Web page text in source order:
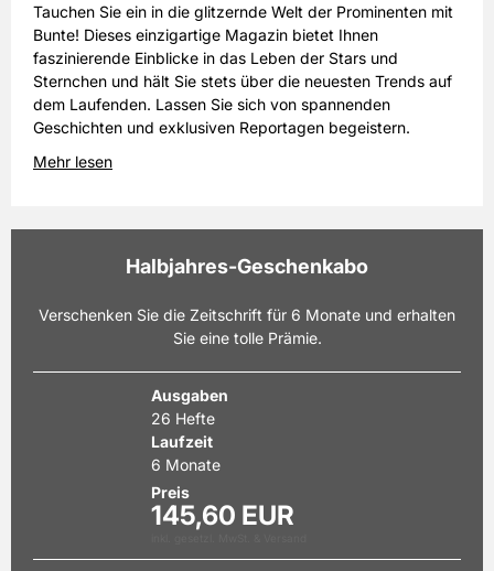
Tauchen Sie ein in die glitzernde Welt der Prominenten mit
Bunte! Dieses einzigartige Magazin bietet Ihnen
faszinierende Einblicke in das Leben der Stars und
Sternchen und hält Sie stets über die neuesten Trends auf
dem Laufenden. Lassen Sie sich von spannenden
Geschichten und exklusiven Reportagen begeistern.
Mehr lesen
Halbjahres-Geschenkabo
Verschenken Sie die Zeitschrift für 6 Monate und erhalten
Sie eine tolle Prämie.
Ausgaben
26 Hefte
Laufzeit
6 Monate
Preis
145,60 EUR